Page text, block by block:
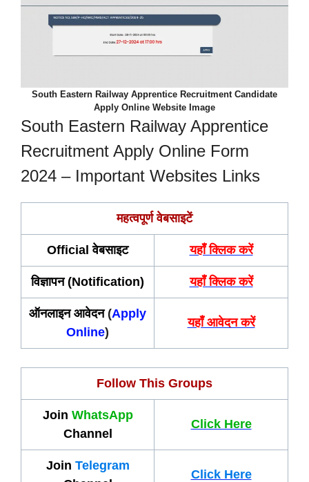
South Eastern Railway Apprentice Recruitment Candidate
Apply Online Website Image
South Eastern Railway Apprentice
Recruitment Apply Online Form
2024 – Important Websites Links
महत्वपूर्ण वेबसाइटें
Official वेबसाइट यहाँ क्लिक करें
विज्ञापन (Notification) यहाँ क्लिक करें
ऑनलाइन आवेदन(Apply
Online)
यहाँ आवेदन करें
Follow This Groups
Join WhatsApp
Channel
Click Here
Join Telegram
Click Here